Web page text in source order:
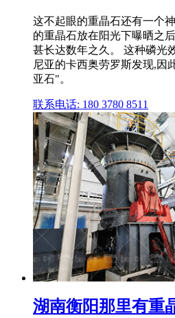
这不起眼的重晶石还有一个
的重晶石放在阳光下曝晒之
甚长达数年之久。 这种磷光
尼亚的卡西奥劳罗斯发现,因
亚石"。
联系电话: 180 3780 8511
湖南衡阳那里有重